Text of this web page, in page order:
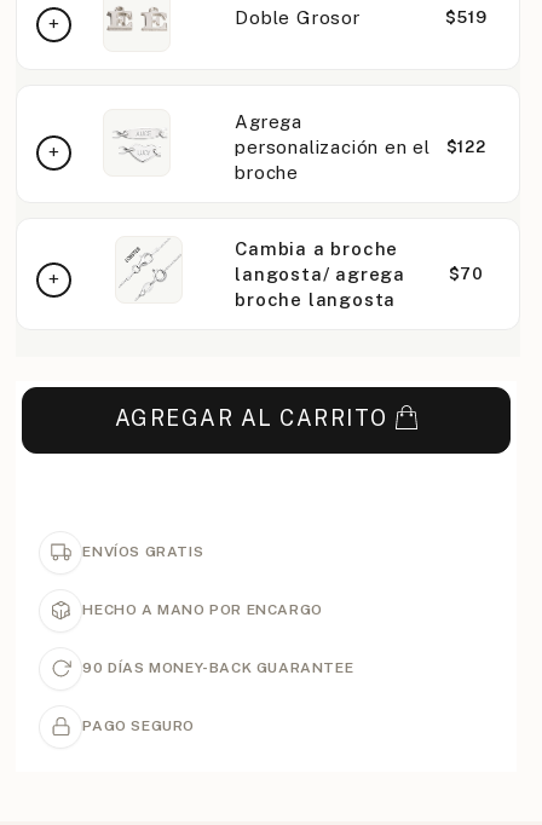
Doble Grosor $519
Agrega
personalización en el
broche
$122
Cambia a broche
langosta/ agrega
broche langosta
$70
AGREGAR AL CARRITO
ENVÍOS GRATIS
HECHO A MANO POR ENCARGO
90 DÍAS MONEY-BACK GUARANTEE
PAGO SEGURO